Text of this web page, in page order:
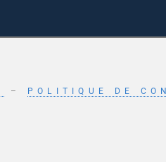
– POLITIQUE DE